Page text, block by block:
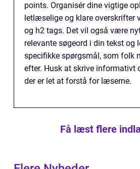
points. Organisér dine vigtige
letlæselige og klare overskrifter
og h2 tags. Det vil også være
relevante søgeord i din tekst og
specifikke spørgsmål, som folk
efter. Husk at skrive informativt
der er let at forstå for læserne.
Få læst flere